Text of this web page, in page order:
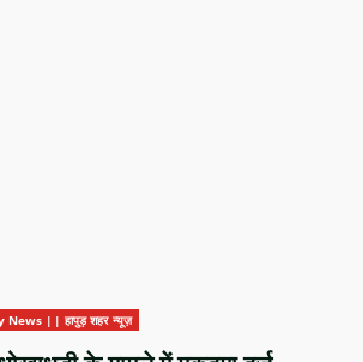
News || हापुड़ शहर न्यूज़